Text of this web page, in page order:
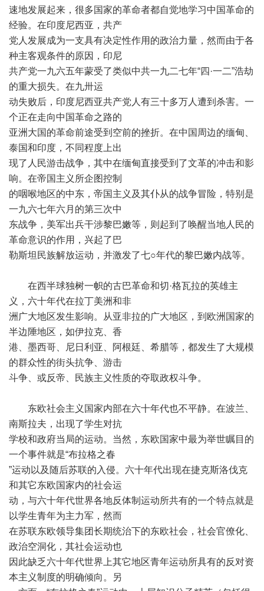
速地发展起来，很多国家的革命者都自觉地学习中国革命的
经验。在印度尼西亚，共产
党人发展成为一支具有决定性作用的政治力量，然而由于各
种主客观条件的原因，印尼
共产党一九六五年蒙受了类似中共一九二七年“四·一二”浩劫
的重大损失。在九卅运
动失败后，印度尼西亚共产党人有三十多万人遭到杀害。一
个正在走向中国革命之路的
亚洲大国的革命前途受到空前的挫折。在中国周边的缅甸、
泰国和印度，不同程度上出
现了人民游击战争，其中在缅甸直接受到了文革的冲击和影
响。在帝国主义所企图控制
的咽喉地区的中东，帝国主义及其仆从的战争冒险，特别是
一九六七年六月的第三次中
东战争，美军出兵干涉黎巴嫩等，则起到了唤醒当地人民的
革命意识的作用，兴起了巴
勒斯坦民族解放运动，并激发了七○年代的黎巴嫩内战等。
在西半球独树一帜的古巴革命和切·格瓦拉的英雄主
义，六十年代在拉丁美洲和非
洲广大地区发生影响。从亚非拉的广大地区，到欧洲国家的
半边陲地区，如伊拉克、香
港、墨西哥、尼日利亚、阿根廷、希腊等，都发生了大规模
的群众性的街头抗争、游击
斗争、或反帝、民族主义性质的夺取政权斗争。
东欧社会主义国家内部在六十年代也不平静。在波兰、
南斯拉夫，出现了学生对抗
学校和政府当局的运动。当然，东欧国家中最为举世瞩目的
一个事件就是“布拉格之春
”运动以及随后苏联的入侵。六十年代出现在捷克斯洛伐克
和其它东欧国家内的社会运
动，与六十年代世界各地反体制运动所共有的一个特点就是
以学生青年为主力军，然而
在苏联东欧领导集团长期统治下的东欧社会，社会官僚化、
政治空洞化，其社会运动也
因此缺乏六十年代世界上其它地区青年运动所具有的反对资
本主义制度的明确倾向。另